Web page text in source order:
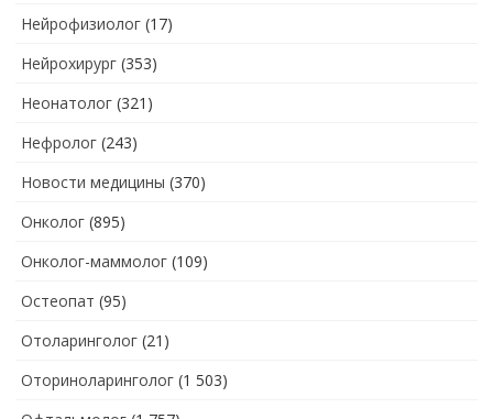
Нейрофизиолог (17)
Нейрохирург (353)
Неонатолог (321)
Нефролог (243)
Новости медицины (370)
Онколог (895)
Онколог-маммолог (109)
Остеопат (95)
Отоларинголог (21)
Оториноларинголог (1 503)